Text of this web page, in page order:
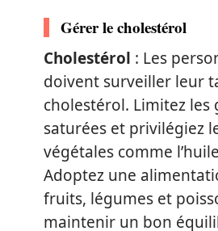
Gérer le cholestérol
Cholestérol : Les
doivent surveiller leur
cholestérol. Limitez les
saturées et privilégiez
végétales comme
Adoptez une
fruits, légumes et
maintenir un bon